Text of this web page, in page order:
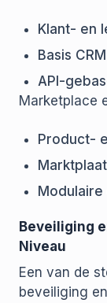
Klant- en
Basis
API-
Marketplace
Product-
Beveiliging
Niveau
Een van de
beveiliging